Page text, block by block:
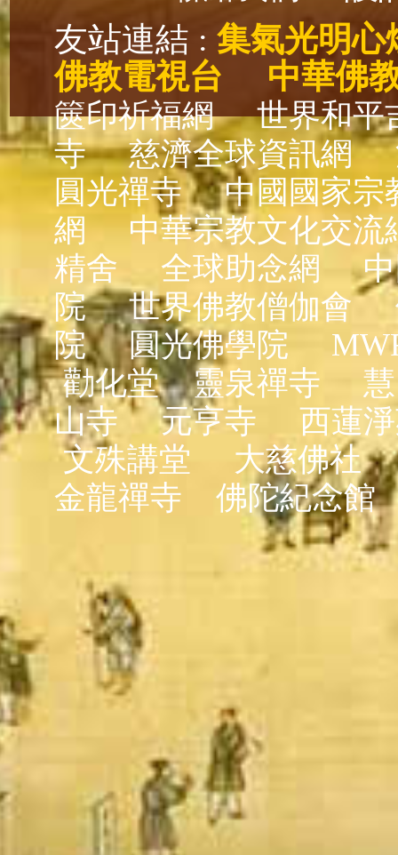
友站連結 : 集氣光明心
佛教電視台
中華佛
篋印祈福網
世界和平
寺
慈濟全球資訊網
圓光禪寺
中國國家宗
網
中華宗教文化交流
精舍
全球助念網
院
世界佛教僧伽會
院
圓光佛學院
勸化堂
靈泉禪寺
山寺
元亨寺
西蓮
文殊講堂
大慈佛社
金龍禪寺
佛陀紀念館